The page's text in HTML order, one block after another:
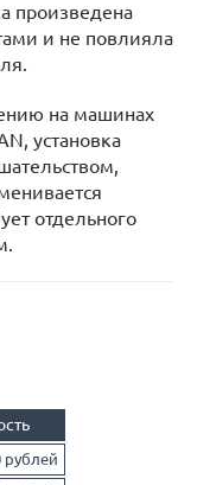
произведена
и не повлияла
на машинах
установка
отдельного
рублей